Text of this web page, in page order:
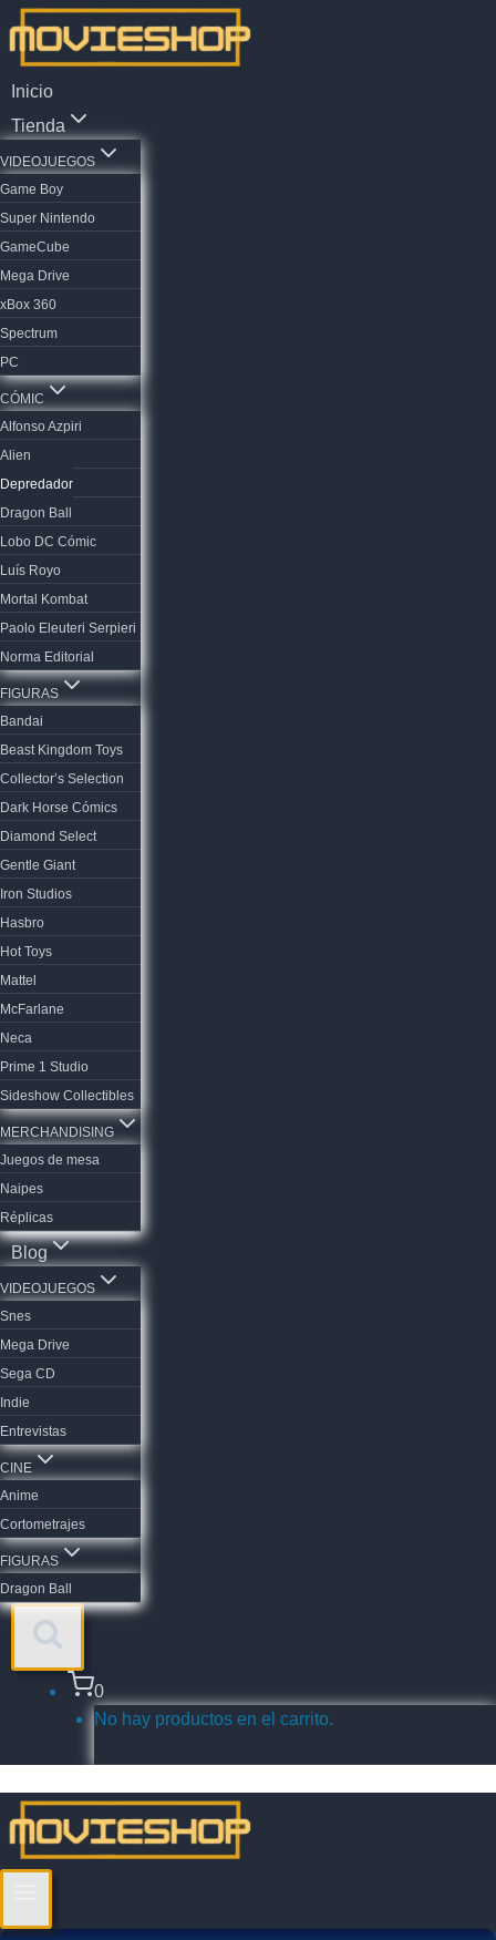
Saltar
contenido
Inicio
Tienda
VIDEOJUEGOS
Game Boy
Super Nintendo
GameCube
Mega Drive
xBox 360
Spectrum
PC
CÓMIC
Alfonso Azpiri
Alien
Depredador
Dragon Ball
Lobo DC Cómic
Luís Royo
Mortal Kombat
Paolo Eleuteri Serpieri
Norma Editorial
FIGURAS
Bandai
Beast Kingdom Toys
Collector’s Selection
Dark Horse Cómics
Diamond Select
Gentle Giant
Iron Studios
Hasbro
Hot Toys
Mattel
McFarlane
Neca
Prime 1 Studio
Sideshow Collectibles
MERCHANDISING
Juegos de mesa
Naipes
Réplicas
Blog
VIDEOJUEGOS
Snes
Mega Drive
Sega CD
Indie
Entrevistas
CINE
Anime
Cortometrajes
FIGURAS
Dragon Ball
0
No hay productos en el carrito.